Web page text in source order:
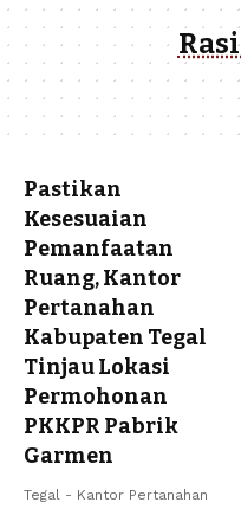
Pastikan
Kesesuaian
Pemanfaatan
Ruang, Kantor
Pertanahan
Kabupaten Tegal
Tinjau Lokasi
Permohonan
PKKPR Pabrik
Garmen
Tegal - Kantor Pertanahan